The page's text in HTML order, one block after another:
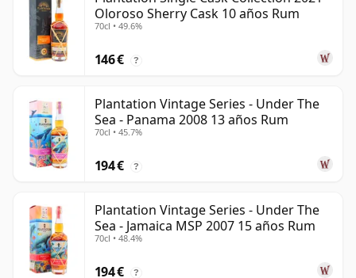
Oloroso Sherry Cask 10 años Rum
70cl • 49.6%
146 € ?
Plantation Vintage Series - Under The
Sea - Panama 2008 13 años Rum
70cl • 45.7%
194 € ?
Plantation Vintage Series - Under The
Sea - Jamaica MSP 2007 15 años Rum
70cl • 48.4%
194 € ?